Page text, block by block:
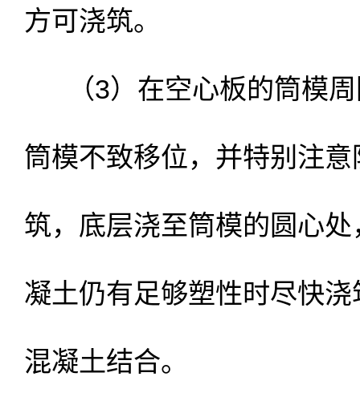
方可浇筑。
（3）在空心板的筒模周
筒模不致移位，并特别注
筑，底层浇至筒模的圆心
凝土仍有足够塑性时尽快
混凝土结合。